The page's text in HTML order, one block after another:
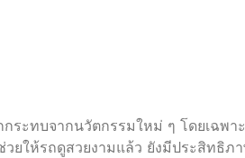
ะทบจากนวัตกรรมใหม่ ๆ โดยเฉพา
ยให้รถดูสวยงามแล้ว ยังมีประสิทธิ